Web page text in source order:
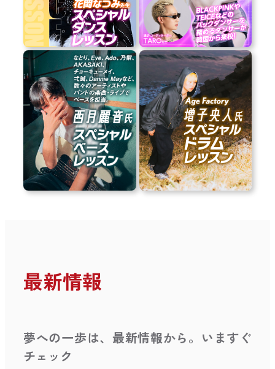
最新情報
夢への一歩は、最新情報から。いますぐ
チェック